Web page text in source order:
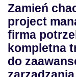
Zamień
project
firma
kompletna
do